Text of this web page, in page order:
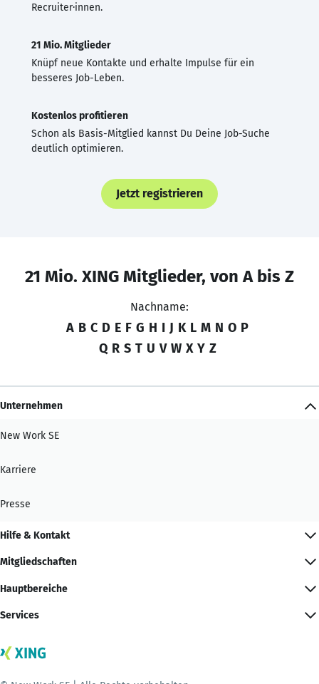
Recruiter·innen.
21 Mio. Mitglieder
Knüpf neue Kontakte und erhalte Impulse für ein
besseres Job-Leben.
Kostenlos profitieren
Schon als Basis-Mitglied kannst Du Deine Job-Suche
deutlich optimieren.
Jetzt registrieren
21 Mio. XING Mitglieder, von A bis Z
Nachname:
A B C D E F G H I J K L M N O P
Q R S T U V W X Y Z
Unternehmen
New Work SE
Karriere
Presse
Hilfe & Kontakt
Mitgliedschaften
Hauptbereiche
Services